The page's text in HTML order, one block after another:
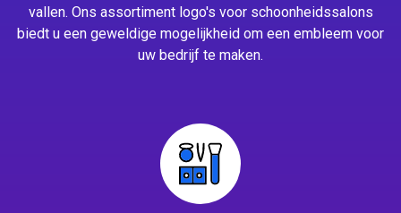
vallen. Ons assortiment logo's voor schoonheidssalons
biedt u een geweldige mogelijkheid om een embleem voor
uw bedrijf te maken.